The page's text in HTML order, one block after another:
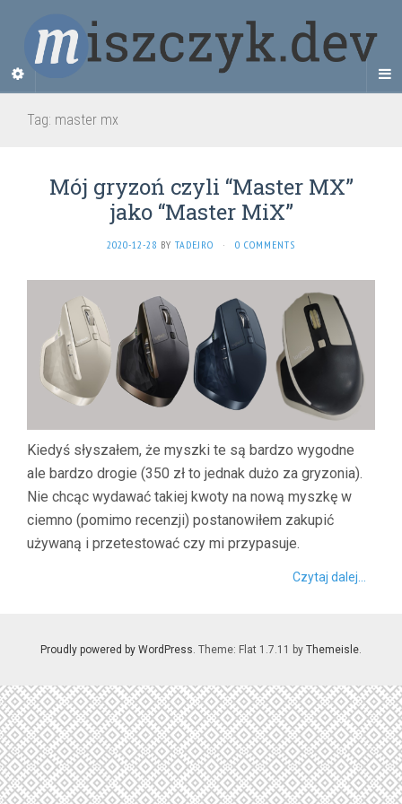
Tag: master mx
Mój gryzoń czyli “Master MX”
jako “Master MiX”
2020-12-28 BY TADEJRO · 0 COMMENTS
Kiedyś słyszałem, że myszki te są bardzo wygodne
ale bardzo drogie (350 zł to jednak dużo za gryzonia).
Nie chcąc wydawać takiej kwoty na nową myszkę w
ciemno (pomimo recenzji) postanowiłem zakupić
używaną i przetestować czy mi przypasuje.
Czytaj dalej...
Proudly powered by WordPress. Theme: Flat 1.7.11 by Themeisle.